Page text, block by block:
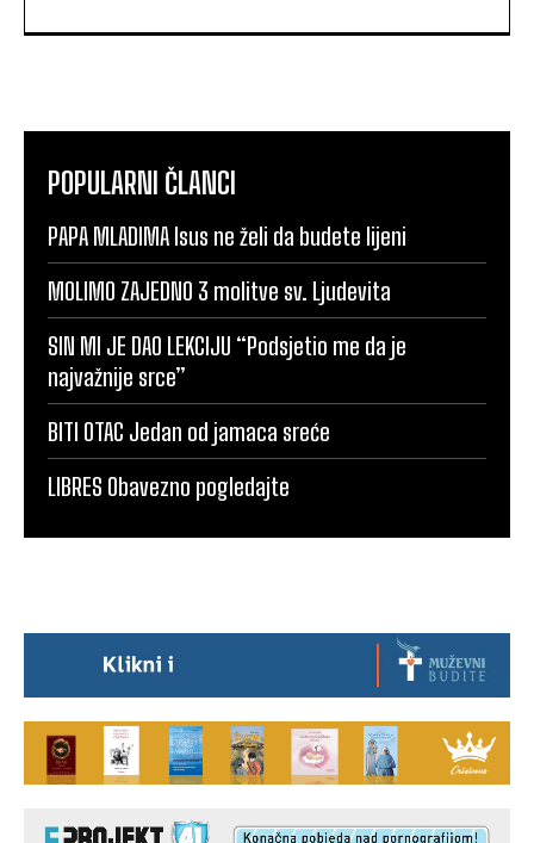
POPULARNI ČLANCI
PAPA MLADIMA Isus ne želi da budete lijeni
MOLIMO ZAJEDNO 3 molitve sv. Ljudevita
SIN MI JE DAO LEKCIJU “Podsjetio me da je
najvažnije srce”
BITI OTAC Jedan od jamaca sreće
LIBRES Obavezno pogledajte